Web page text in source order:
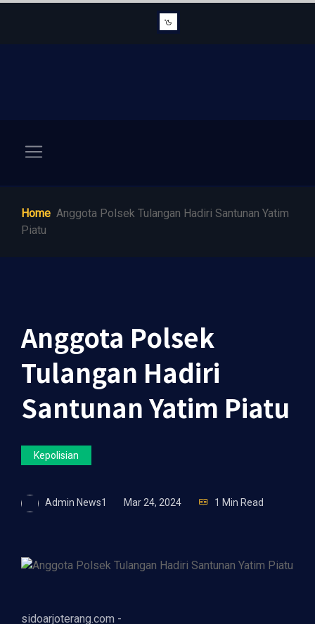
Home Anggota Polsek Tulangan Hadiri Santunan Yatim
Piatu
Anggota Polsek
Tulangan Hadiri
Santunan Yatim Piatu
Kepolisian
Admin News1 Mar 24, 2024 1 Min Read
sidoarjoterang.com -